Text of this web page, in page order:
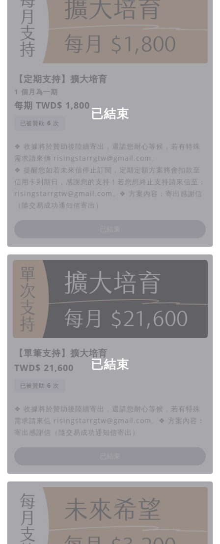
已結束
【定期支持】擴大培育
1 個月為一期
每期 TWD$ 1,800
已被贊助 次
❖ 收據將於贊助後陸續寄出，還請您耐心等候，若有特殊
需求請來信 risingstarrgtw@gmail.com。
❖ 提醒您如若未來信停止訂閱，定期定額方案將會扣款至
信用卡到期日，感謝您的支持！若您想終止支持請來信至：
risingstarrgtw@gmail.com。❖ 方案內容：寄出感謝信
（隨交易成功通知信寄出）
已結束
【單筆支持】擴大培育
TWD$ 21,600
已被贊助 次
❖ 收據將於贊助後陸續寄出，還請您耐心等候，若有特殊
需求請來信 risingstarrgtw@gmail.com。❖ 方案內容：
寄出感謝信（隨交易成功通知信寄出）